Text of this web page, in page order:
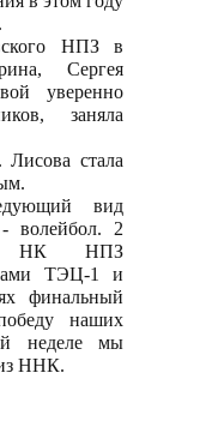
НПЗ в
Сергея
уверенно
заняла
стала
вид
- волейбол. 2
НК НПЗ
ТЭЦ-1 и
финальный
наших
неделе мы
из ННК.